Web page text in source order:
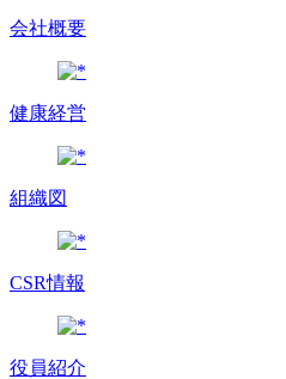
会社概要
健康経営
組織図
CSR情報
役員紹介